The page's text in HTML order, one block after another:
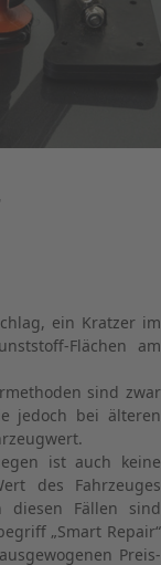
ein Kratzer im
Flächen am
sind zwar
jedoch bei älteren
ist auch keine
des Fahrzeuges
diesen Fällen sind
„Smart Repair“
Preis-